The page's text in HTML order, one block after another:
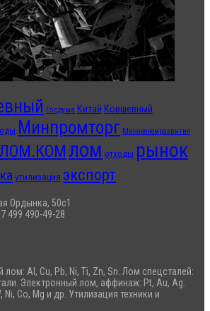
Госдума Китай Ковшевный
Минпромторг Минэкономразвития
лом отходы рынок
утилизация экспорт
Ордынка, 50с1
499 490-49-28
Al, Cu, Pb, Ni, Ti, Zn, Sn. Лом спецсталей:
Электронный лом, аффинаж: Pt, Au, Ag.
Co, Mg и др. Утилизация техники и